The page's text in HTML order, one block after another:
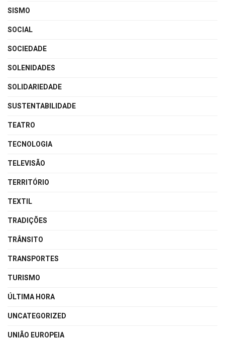
SISMO
SOCIAL
SOCIEDADE
SOLENIDADES
SOLIDARIEDADE
SUSTENTABILIDADE
TEATRO
TECNOLOGIA
TELEVISÃO
TERRITÓRIO
TEXTIL
TRADIÇÕES
TRÂNSITO
TRANSPORTES
TURISMO
ÚLTIMA HORA
UNCATEGORIZED
UNIÃO EUROPEIA